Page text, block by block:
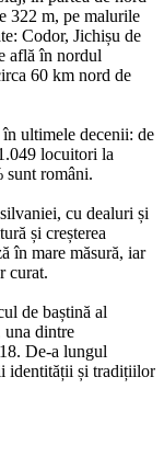
322 m, pe malurile
Codor, Jichișu de
află în nordul
60 km nord de
ultimele decenii: de
locuitori la
sunt români.
cu dealuri și
și creșterea
în mare măsură, iar
curat.
de baștină al
dintre
De-a lungul
identității și tradițiilor